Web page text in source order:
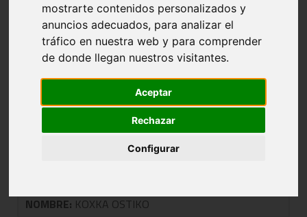
mostrarte contenidos personalizados y
anuncios adecuados, para analizar el
tráfico en nuestra web y para comprender
de donde llegan nuestros visitantes.
Aceptar
Rechazar
Configurar
EGUTEGIAK ETA EMAITZAK
INPRIMATU
BESTE TALDE BAT IKUSI
TALDEA: 0105 COPA SENIOR MAS GRUPO
NOMBRE: KOXKA OSTIKO